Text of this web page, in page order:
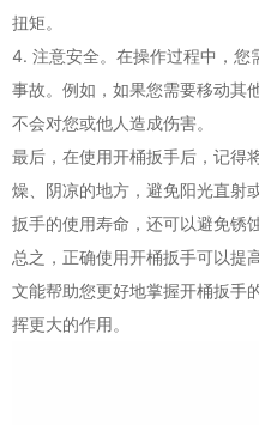
扭矩。
4. 注意安全。在操作过程中，您
事故。例如，如果您需要移动其
不会对您或他人造成伤害。
最后，在使用开桶扳手后，记得
燥、阴凉的地方，避免阳光直射
扳手的使用寿命，还可以避免锈
总之，正确使用开桶扳手可以提
文能帮助您更好地掌握开桶扳手
挥更大的作用。